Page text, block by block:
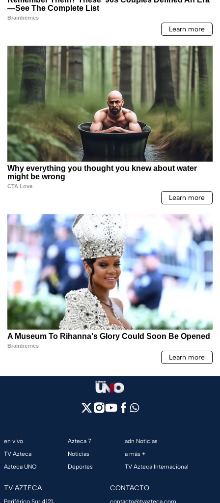
en vivo
TV Azteca
Azteca UNO
Azteca 7
Noticias
Deportes
adn Noticias
a más +
TV Azteca Internacional
TV AZTECA
Periférico Sur 4121,
CONTACTO
contacto@tvazteca.com